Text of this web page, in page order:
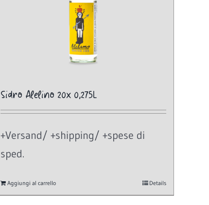
Sidro Alelino 20x 0,275L
+Versand/ +shipping/ +spese di
sped.
Aggiungi al carrello Details